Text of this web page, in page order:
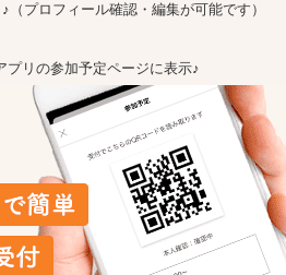
プロフィール確認・編集が可能です）
プリの参加予定ページに表示♪